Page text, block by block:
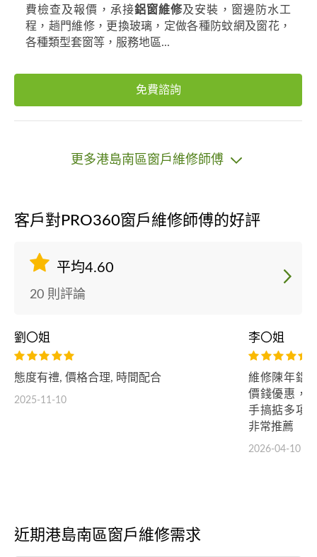
費檢查及報價，承接鋁窗維修及安裝，窗邊防水工
程，趟門維修，更換玻璃，定做各種防蚊網及窗花，
各種類型套窗等，服務地區...
免費諮詢
更多港島南區窗戶維修師傅
客戶對PRO360窗戶維修師傅的好評
平均4.60
20 則評論
劉〇姐
態度有禮, 價格合理, 時間配合
2025-11-10
李〇姐
維修陳年鋁
價錢優惠，
手搞掂多項
非常推薦
2026-04-10
近期港島南區窗戶維修需求